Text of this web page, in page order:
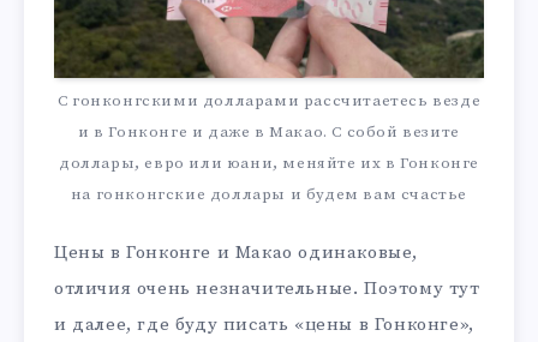
С гонконгскими долларами рассчитаетесь везде
и в Гонконге и даже в Макао. С собой везите
доллары, евро или юани, меняйте их в Гонконге
на гонконгские доллары и будем вам счастье
Цены в Гонконге и Макао одинаковые,
отличия очень незначительные. Поэтому тут
и далее, где буду писать «цены в Гонконге»,